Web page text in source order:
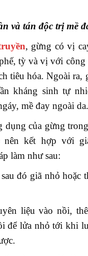
và tán độc trị mề
, gừng có vị
tỳ và vị với công
tiêu hóa. Ngoài ra,
kháng sinh tự
mề đay ngoài da.
dụng của gừng
nên kết hợp với
làm như sau:
đó giã nhỏ hoặc
liệu vào nồi,
để lửa nhỏ tới khi